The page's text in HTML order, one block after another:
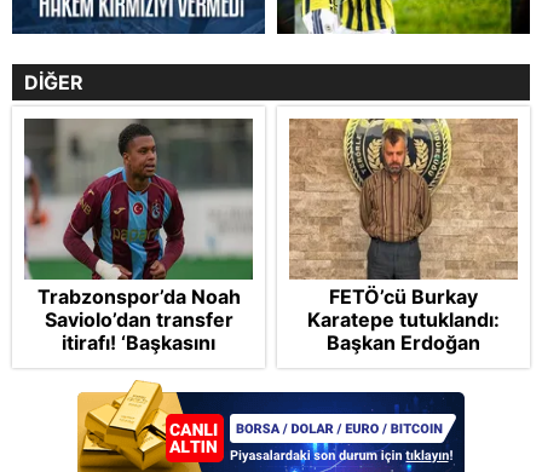
DİĞER
Trabzonspor’da Noah
Saviolo’dan transfer
itirafı! ‘Başkasını
izlemeye geldi’
FETÖ’cü Burkay
Karatepe tutuklandı:
Başkan Erdoğan
şikayetçi oldu! 5 suçtan
dava talebi